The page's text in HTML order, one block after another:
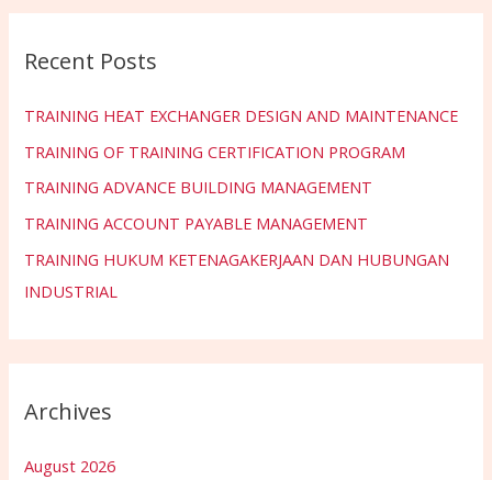
Recent Posts
TRAINING HEAT EXCHANGER DESIGN AND MAINTENANCE
TRAINING OF TRAINING CERTIFICATION PROGRAM
TRAINING ADVANCE BUILDING MANAGEMENT
TRAINING ACCOUNT PAYABLE MANAGEMENT
TRAINING HUKUM KETENAGAKERJAAN DAN HUBUNGAN
INDUSTRIAL
Archives
August 2026